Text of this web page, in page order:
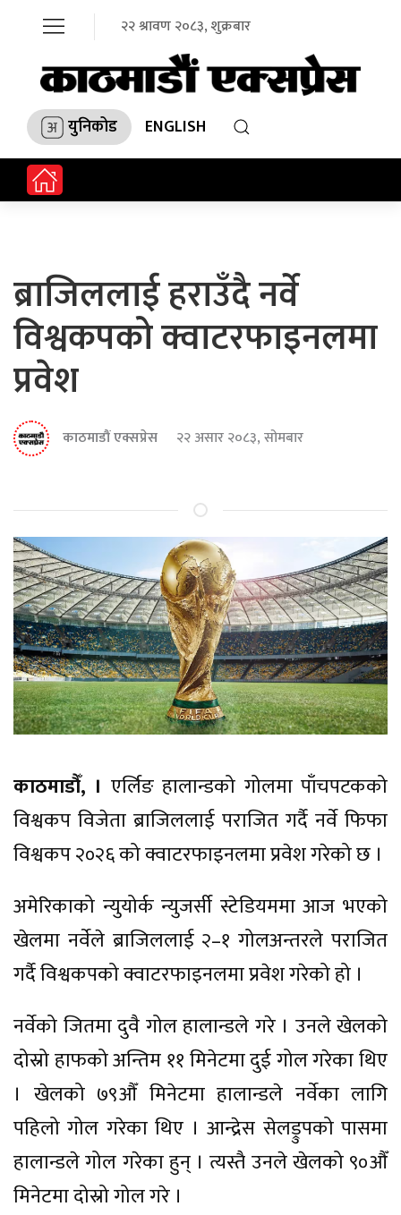
२२ श्रावण २०८३, शुक्रबार
युनिकोड ENGLISH
ब्राजिललाई हराउँदै नर्वे
विश्वकपको क्वाटरफाइनलमा
प्रवेश
काठमाडौं एक्सप्रेस २२ असार २०८३, सोमबार
काठमाडौँ, । एर्लिङ हालान्डको गोलमा पाँचपटकको
विश्वकप विजेता ब्राजिललाई पराजित गर्दै नर्वे फिफा
विश्वकप २०२६ को क्वाटरफाइनलमा प्रवेश गरेको छ ।
अमेरिकाको न्युयोर्क न्युजर्सी स्टेडियममा आज भएको
खेलमा नर्वेले ब्राजिललाई २–१ गोलअन्तरले पराजित
गर्दै विश्वकपको क्वाटरफाइनलमा प्रवेश गरेको हो ।
नर्वेको जितमा दुवै गोल हालान्डले गरे । उनले खेलको
दोस्रो हाफको अन्तिम ११ मिनेटमा दुई गोल गरेका थिए
। खेलको ७९औँ मिनेटमा हालान्डले नर्वेका लागि
पहिलो गोल गरेका थिए । आन्द्रेस सेलड्रुपको पासमा
हालान्डले गोल गरेका हुन् । त्यस्तै उनले खेलको ९०औँ
मिनेटमा दोस्रो गोल गरे ।